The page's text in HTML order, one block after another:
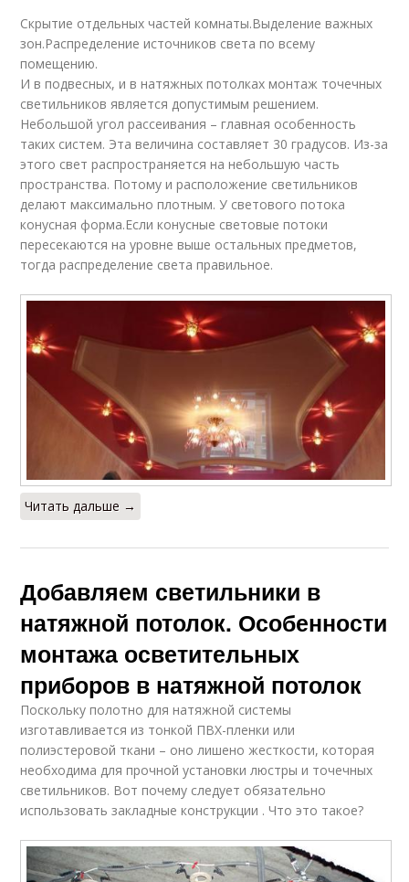
Скрытие отдельных частей комнаты.Выделение важных
зон.Распределение источников света по всему
помещению.
И в подвесных, и в натяжных потолках монтаж точечных
светильников является допустимым решением.
Небольшой угол рассеивания – главная особенность
таких систем. Эта величина составляет 30 градусов. Из-за
этого свет распространяется на небольшую часть
пространства. Потому и расположение светильников
делают максимально плотным. У светового потока
конусная форма.Если конусные световые потоки
пересекаются на уровне выше остальных предметов,
тогда распределение света правильное.
Читать дальше →
Добавляем светильники в
натяжной потолок. Особенности
монтажа осветительных
приборов в натяжной потолок
Поскольку полотно для натяжной системы
изготавливается из тонкой ПВХ-пленки или
полиэстеровой ткани – оно лишено жесткости, которая
необходима для прочной установки люстры и точечных
светильников. Вот почему следует обязательно
использовать закладные конструкции . Что это такое?